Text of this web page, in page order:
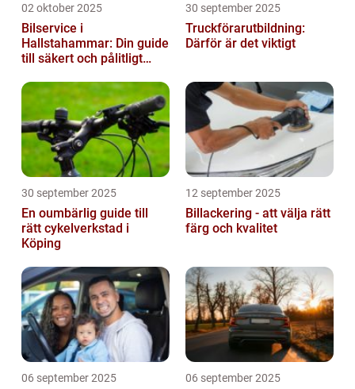
02 oktober 2025
Bilservice i
Hallstahammar: Din guide
till säkert och pålitligt
30 september 2025
Truckförarutbildning:
Därför är det viktigt
30 september 2025
En oumbärlig guide till
rätt cykelverkstad i
Köping
12 september 2025
Billackering - att välja rätt
färg och kvalitet
06 september 2025 06 september 2025